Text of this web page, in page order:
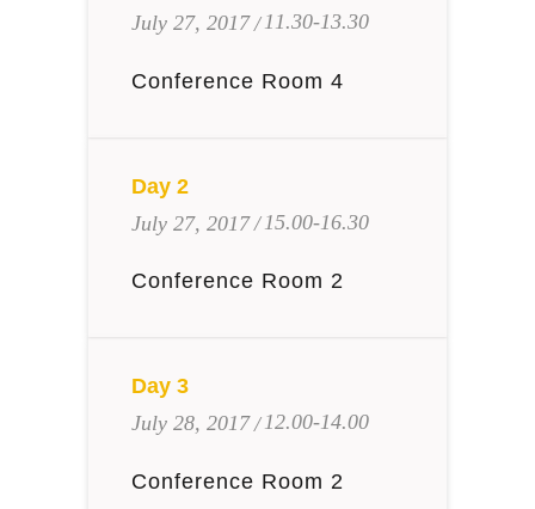
July 27, 2017
11.30-13.30
Conference Room 4
Day 2
July 27, 2017
15.00-16.30
Conference Room 2
Day 3
July 28, 2017
12.00-14.00
Conference Room 2